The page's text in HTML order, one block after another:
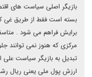
بازیگر اصلی سیاست های
بسته است فقط از طریق غی
برایش فراهم می شود .
مرکزی که هنوز نمی توانند
تبدیل به بازیگر سیاست علی
ارزش پول ملی یعنی ریال رشد